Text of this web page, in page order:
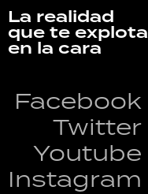
La realidad
que te explota
en la cara
Facebook
Twitter
Youtube
Instagram